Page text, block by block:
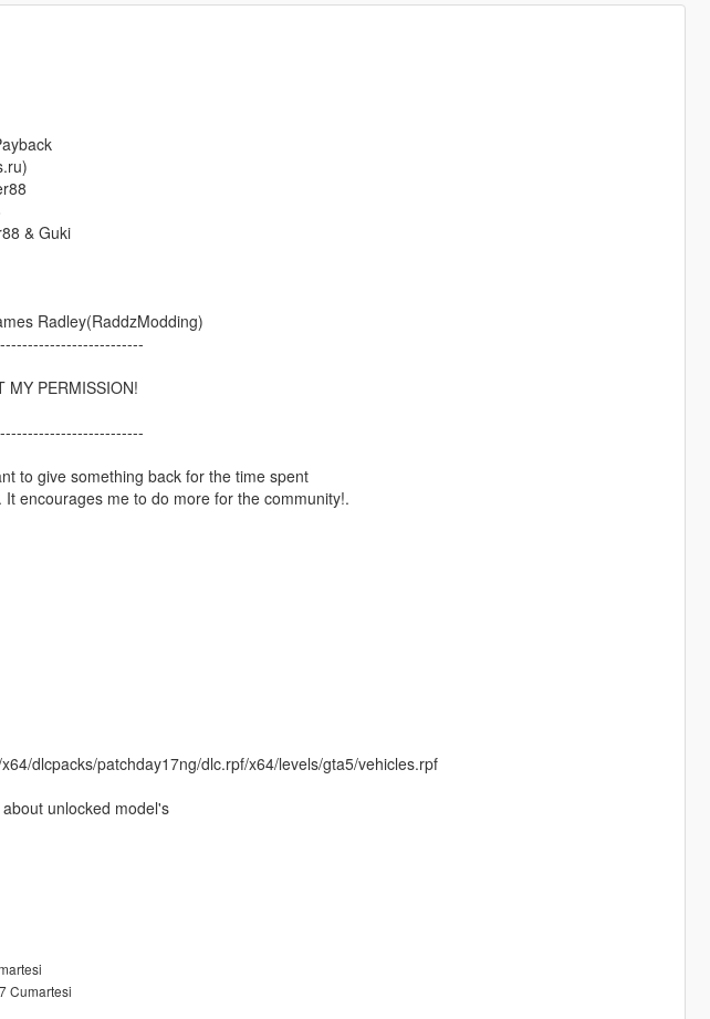
& Guki
Radley(RaddzModding)
MY PERMISSION!
to give something back for the time spent
encourages me to do more for the community!.
dlcpacks/patchday17ng/dlc.rpf/x64/levels/gta5/vehicles.rpf
unlocked model's
Cumartesi